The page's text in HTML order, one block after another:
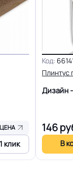
мебели
клик
Код:
Плинтус
Дизайн
146
В